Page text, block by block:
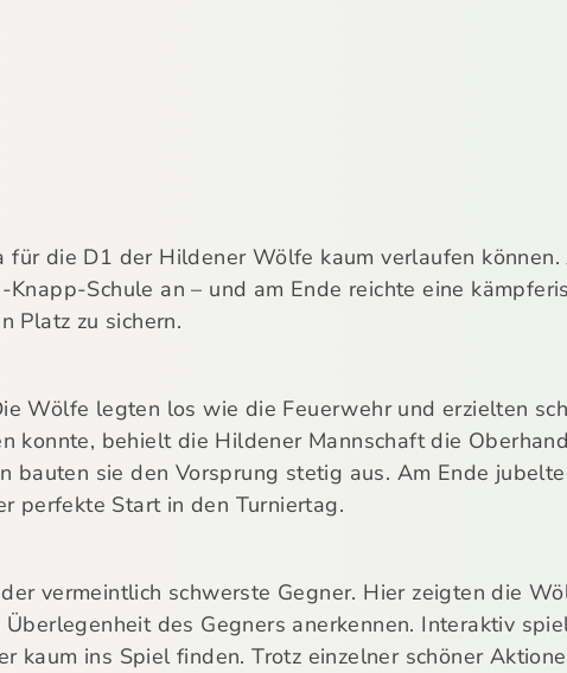
die D1 der Hildener Wölfe kaum verlaufen können.
Schule an – und am Ende reichte eine
Platz zu sichern.
Wölfe legten los wie die Feuerwehr und erzielten
konnte, behielt die Hildener Mannschaft die
sie den Vorsprung stetig aus. Am Ende
perfekte Start in den Turniertag.
vermeintlich schwerste Gegner. Hier zeigten die
des Gegners anerkennen. Interaktiv
kaum ins Spiel finden. Trotz einzelner schöner